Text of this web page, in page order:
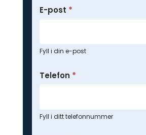
E-post *
Fyll i din e-post
Telefon *
Fyll i ditt telefonnummer